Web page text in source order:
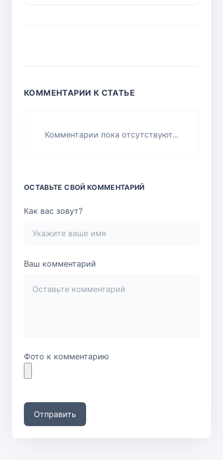
КОММЕНТАРИИ К СТАТЬЕ
Комментарии пока отсутствуют...
ОСТАВЬТЕ СВОЙ КОММЕНТАРИЙ
Как вас зовут?
Ваш комментарий
Фото к комментарию
Отправить